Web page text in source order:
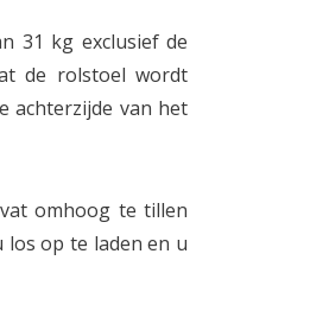
31 kg exclusief de
de rolstoel wordt
achterzijde van het
omhoog te tillen
los op te laden en u